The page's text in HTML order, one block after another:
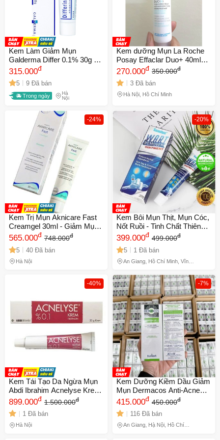
Kem Làm Giảm Mụn
Galderma Differ 0.1% 30g –
Hỗ Trợ Làm Giảm Mụn
Trứng Cá 388563
315.000đ
5 9 Đã bán
Trong ngày
Hà
Nội
Kem dưỡng Mụn La Roche
Posay Effaclar Duo+ 40ml
Date Xa NK
270.000đ 350.000đ
3 Đã bán
Hà Nội, Hồ Chí Minh
-24%
Kem Trị Mụn Aknicare Fast
Creamgel 30ml - Giảm Mụn,
Ngừa Thâm, Phục Hồi Da,
Chăm Sóc Da Mặt Hiệu Quả
565.000đ 748.000đ
5 40 Đã bán
Hà Nội
-20%
Kem Bôi Mụn Thịt, Mụn Cóc,
Nốt Ruồi - Tinh Chất Thiên
Nhiên 100%, Giúp Làm Mờ
Nốt Mụn an toàn và Hiệu
Quả
399.000đ 499.000đ
5 1 Đã bán
An Giang, Hồ Chí Minh, Vĩnh
-40%
Kem Tái Tạo Da Ngừa Mụn
Abdi Ibrahim Acnelyse Krem
20g
899.000đ 1.500.000đ
1 Đã bán
Hà Nội
-7%
Kem Dưỡng Kiềm Dầu Giảm
Mụn Dermacos Anti-Acne
Matting Cream 50ml
415.000đ 450.000đ
116 Đã bán
An Giang, Hà Nội, Hồ Chí